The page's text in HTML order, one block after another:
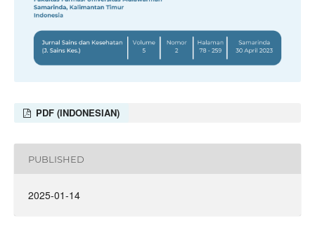
PDF (INDONESIAN)
PUBLISHED
2025-01-14